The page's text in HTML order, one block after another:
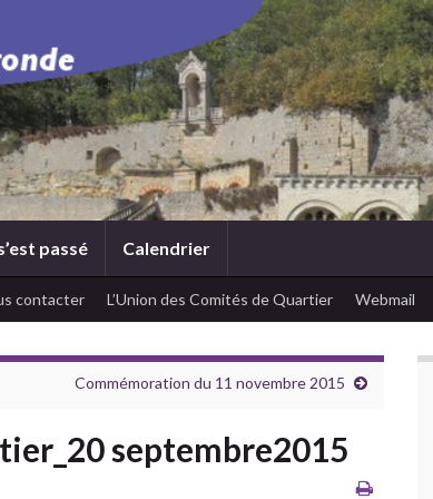
passé Calendrier
contacter L’Union des Comités de Quartier Webmail
Commémoration du 11 novembre 2015
septembre2015